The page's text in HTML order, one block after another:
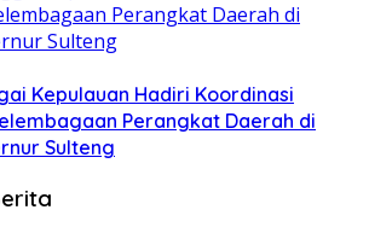
Kepulauan Hadiri Koordinasi
Perangkat Daerah di
Sulteng